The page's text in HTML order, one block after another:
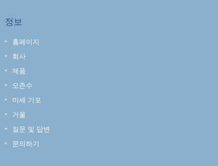
정보
홈페이지
회사
제품
오존수
미세 기포
거울
질문 및 답변
문의하기